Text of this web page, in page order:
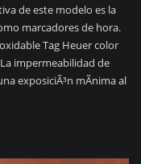
de este modelo es la
marcadores de hora.
Tag Heuer color
impermeabilidad de
exposiciÃ³n mÃ­nima al